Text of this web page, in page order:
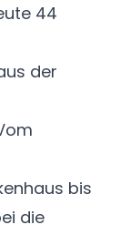
44
der
bis
die